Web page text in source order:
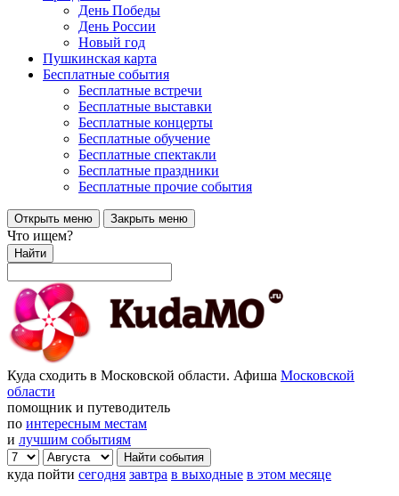
День Победы
День России
Новый год
Пушкинская карта
Бесплатные события
Бесплатные встречи
Бесплатные выставки
Бесплатные концерты
Бесплатные обучение
Бесплатные спектакли
Бесплатные праздники
Бесплатные прочие события
Открыть меню Закрыть меню
Что ищем?
Найти
Куда сходить в Московской области. Афиша Московской
области
помощник и путеводитель
по интересным местам
и лучшим событиям
куда пойти сегодня завтра в выходные в этом месяце